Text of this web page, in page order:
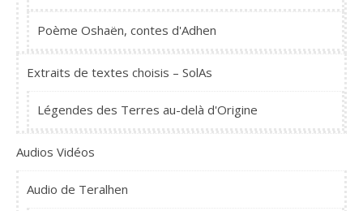
Poème Oshaën, contes d'Adhen
Extraits de textes choisis – SolAs
Légendes des Terres au-delà d'Origine
Audios Vidéos
Audio de Teralhen